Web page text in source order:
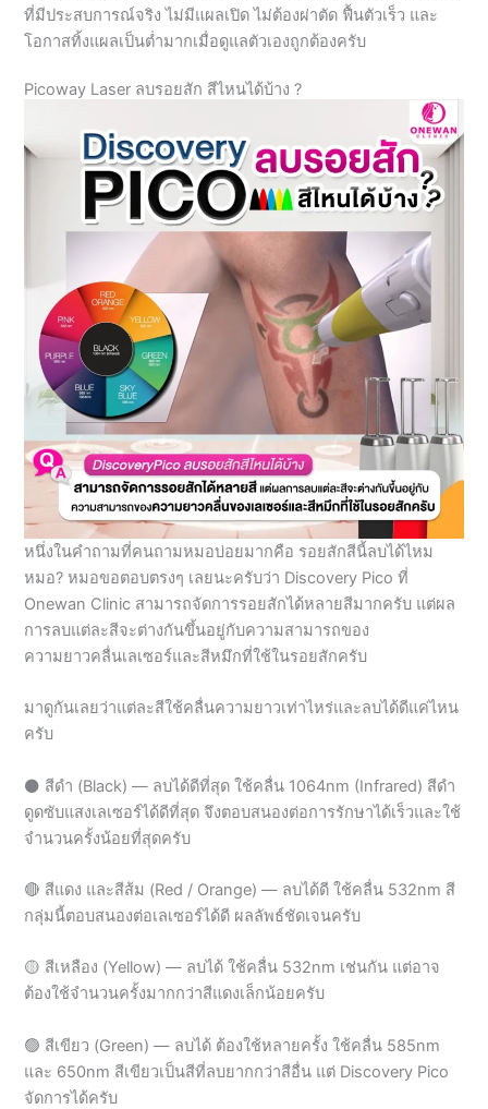
Picoway Laser ลบรอยสัก สีไหนได้บ้าง ?
หนึ่งในคำถามที่คนถามหมอบ่อยมากคือ รอยสักสีนี้ลบได้ไหม
หมอ? หมอขอตอบตรงๆ เลยนะครับว่า Discovery Pico ที่
Onewan Clinic สามารถจัดการรอยสักได้หลายสีมากครับ แต่ผล
การลบแต่ละสีจะต่างกันขึ้นอยู่กับความสามารถของ
ความยาวคลื่นเลเซอร์และสีหมึกที่ใช้ในรอยสักครับ
มาดูกันเลยว่าแต่ละสีใช้คลื่นความยาวเท่าไหร่และลบได้ดีแค่ไหน
ครับ
⚫ สีดำ (Black) — ลบได้ดีที่สุด ใช้คลื่น 1064nm (Infrared) สีดำ
ดูดซับแสงเลเซอร์ได้ดีที่สุด จึงตอบสนองต่อการรักษาได้เร็วและใช้
🔴 สีแดง และสีส้ม (Red / Orange) — ลบได้ดี ใช้คลื่น 532nm สี
กลุ่มนี้ตอบสนองต่อเลเซอร์ได้ดี ผลลัพธ์ชัดเจนครับ
🟡 สีเหลือง (Yellow) — ลบได้ ใช้คลื่น 532nm เช่นกัน แต่อาจ
ต้องใช้จำนวนครั้งมากกว่าสีแดงเล็กน้อยครับ
🟢 สีเขียว (Green) — ลบได้ ต้องใช้หลายครั้ง ใช้คลื่น 585nm
และ 650nm สีเขียวเป็นสีที่ลบยากกว่าสีอื่น แต่ Discovery Pico
🔵 สีฟ้า และสีฟ้าอ่อน (Blue / Sky Blue) — ลบได้ ต้องใช้หลาย
ครั้ง ใช้คลื่น 585nm และ 1064nm สีกลุ่มนี้ถือเป็นสีที่ท้าทาย